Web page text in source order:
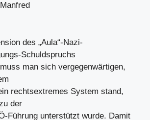
des „Aula“-Nazi-
Schuldspruchs
man sich vergegenwärtigen,
rechtsextremes System stand,
der
Führung unterstützt wurde. Damit